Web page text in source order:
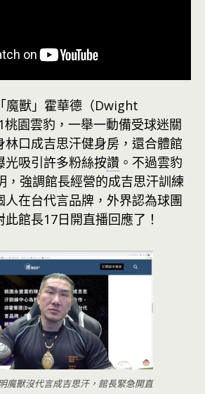
魔獸」霍華德（Dwight
園雲豹，一舉一動備受球迷關
林口成吉思汗健身房，還合體館
光吸引許多粉絲按讚 。不過雲豹
，強調館長經營的成吉思汗訓練
人在台代言品牌，外界認為球團
館長17日開直播回應了！
魔獸沒代言成吉思汗，館長緊急開直